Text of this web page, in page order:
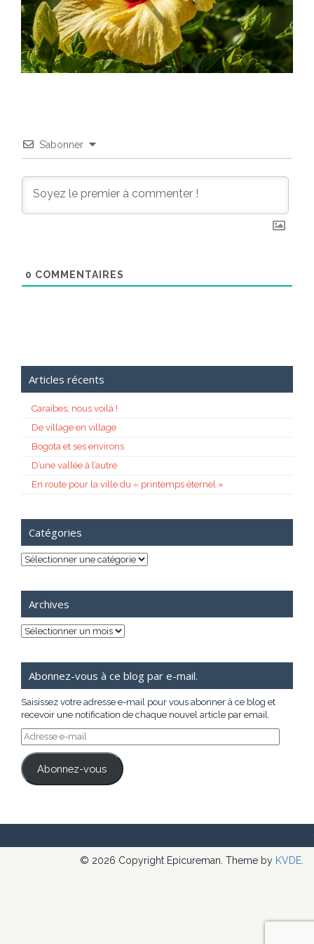
S’abonner
0 COMMENTAIRES
Articles récents
Caraïbes, nous voilà !
De village en village
Bogota et ses environs
D’une vallée à l’autre
En route pour la ville du « printemps éternel »
Catégories
Catégories
Archives
Archives
Abonnez-vous à ce blog par e-mail.
Saisissez votre adresse e-mail pour vous abonner à ce blog et
recevoir une notification de chaque nouvel article par email.
Adresse
e-
mail
Abonnez-vous
© 2026 Copyright Epicureman. Theme by KVDE.